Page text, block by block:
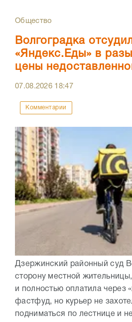
Общество
Волгоградка
«Яндекс.Еды» в
цены
07.08.2026 18:47
Комментарии
Дзержинский районный суд
сторону местной
и полностью оплатила через
фастфуд, но курьер не
подниматься по лестнице и